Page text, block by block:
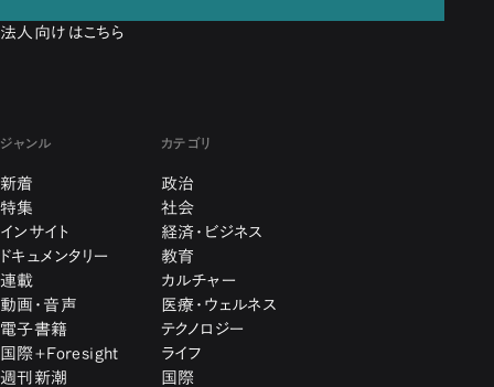
法人向けはこちら
ジャンル
新着
特集
インサイト
ドキュメンタリー
連載
動画・音声
電子書籍
国際+Foresight
週刊新潮
カテゴリ
政治
社会
経済・ビジネス
教育
カルチャー
医療・ウェルネス
テクノロジー
ライフ
国際